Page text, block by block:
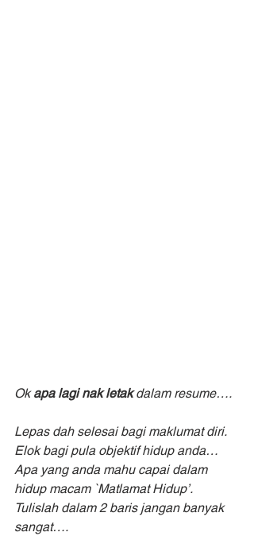
Ok apa lagi nak letak dalam resume….
Lepas dah selesai bagi maklumat diri.
Elok bagi pula objektif hidup anda…
Apa yang anda mahu capai dalam
hidup macam `Matlamat Hidup’.
Tulislah dalam 2 baris jangan banyak
sangat….